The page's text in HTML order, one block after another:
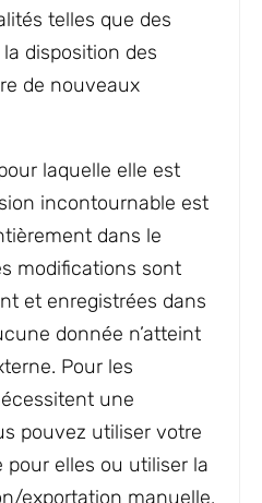
telles que des
disposition des
de nouveaux
laquelle elle est
incontournable est
dans le
modifications sont
et enregistrées dans
donnée n’atteint
Pour les
une
pouvez utiliser votre
pour elles ou utiliser la
exportation manuelle.